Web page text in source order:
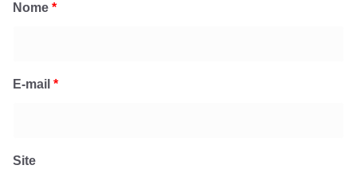
Nome *
E-mail *
Site